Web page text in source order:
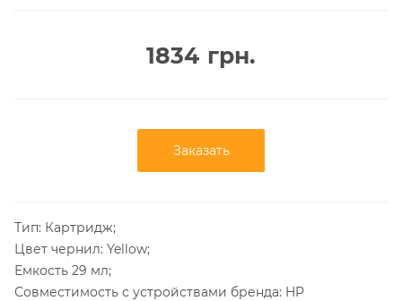
1834 грн.
Заказать
Тип: Картридж;
Цвет чернил: Yellow;
Емкость 29 мл;
Совместимость с устройствами бренда: HP